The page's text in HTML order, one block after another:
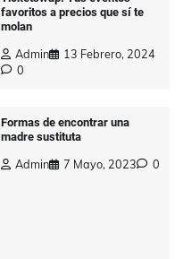
favoritos a precios que sí te
molan
Admin
13 Febrero, 2024
0
Formas de encontrar una
madre sustituta
Admin 7 Mayo, 2023 0